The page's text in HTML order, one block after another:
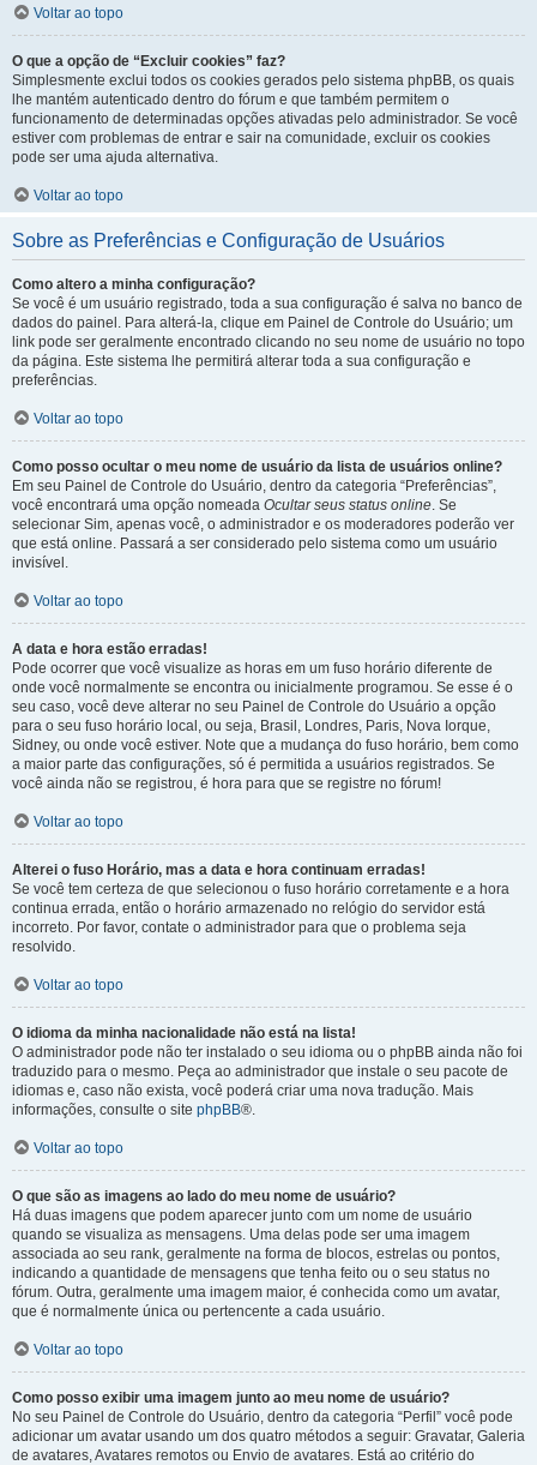
Voltar ao topo
O que a opção de “Excluir cookies” faz?
Simplesmente exclui todos os cookies gerados pelo sistema phpBB, os quais
lhe mantém autenticado dentro do fórum e que também permitem o
funcionamento de determinadas opções ativadas pelo administrador. Se você
estiver com problemas de entrar e sair na comunidade, excluir os cookies
pode ser uma ajuda alternativa.
Voltar ao topo
Sobre as Preferências e Configuração de Usuários
Como altero a minha configuração?
Se você é um usuário registrado, toda a sua configuração é salva no banco de
dados do painel. Para alterá-la, clique em Painel de Controle do Usuário; um
link pode ser geralmente encontrado clicando no seu nome de usuário no topo
da página. Este sistema lhe permitirá alterar toda a sua configuração e
preferências.
Voltar ao topo
Como posso ocultar o meu nome de usuário da lista de usuários online?
Em seu Painel de Controle do Usuário, dentro da categoria “Preferências”,
você encontrará uma opção nomeada Ocultar seus status online. Se
selecionar Sim, apenas você, o administrador e os moderadores poderão ver
que está online. Passará a ser considerado pelo sistema como um usuário
invisível.
Voltar ao topo
A data e hora estão erradas!
Pode ocorrer que você visualize as horas em um fuso horário diferente de
onde você normalmente se encontra ou inicialmente programou. Se esse é o
seu caso, você deve alterar no seu Painel de Controle do Usuário a opção
para o seu fuso horário local, ou seja, Brasil, Londres, Paris, Nova Iorque,
Sidney, ou onde você estiver. Note que a mudança do fuso horário, bem como
a maior parte das configurações, só é permitida a usuários registrados. Se
você ainda não se registrou, é hora para que se registre no fórum!
Voltar ao topo
Alterei o fuso Horário, mas a data e hora continuam erradas!
Se você tem certeza de que selecionou o fuso horário corretamente e a hora
continua errada, então o horário armazenado no relógio do servidor está
incorreto. Por favor, contate o administrador para que o problema seja
resolvido.
Voltar ao topo
O idioma da minha nacionalidade não está na lista!
O administrador pode não ter instalado o seu idioma ou o phpBB ainda não foi
traduzido para o mesmo. Peça ao administrador que instale o seu pacote de
idiomas e, caso não exista, você poderá criar uma nova tradução. Mais
informações, consulte o site phpBB®.
Voltar ao topo
O que são as imagens ao lado do meu nome de usuário?
Há duas imagens que podem aparecer junto com um nome de usuário
quando se visualiza as mensagens. Uma delas pode ser uma imagem
associada ao seu rank, geralmente na forma de blocos, estrelas ou pontos,
indicando a quantidade de mensagens que tenha feito ou o seu status no
fórum. Outra, geralmente uma imagem maior, é conhecida como um avatar,
que é normalmente única ou pertencente a cada usuário.
Voltar ao topo
Como posso exibir uma imagem junto ao meu nome de usuário?
No seu Painel de Controle do Usuário, dentro da categoria “Perfil” você pode
adicionar um avatar usando um dos quatro métodos a seguir: Gravatar, Galeria
de avatares, Avatares remotos ou Envio de avatares. Está ao critério do